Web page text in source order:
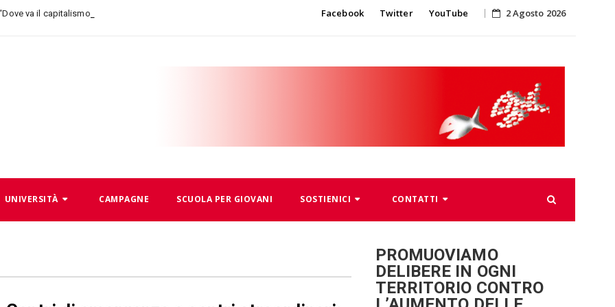
va il capitalismo, dove andiamo noi” Skip
content
Facebook Twitter YouTube 2 Agosto 2026
UNIVERSITÀ CAMPAGNE SCUOLA PER GIOVANI SOSTIENICI CONTATTI
PROMUOVIAMO
DELIBERE IN OGNI
TERRITORIO CONTRO